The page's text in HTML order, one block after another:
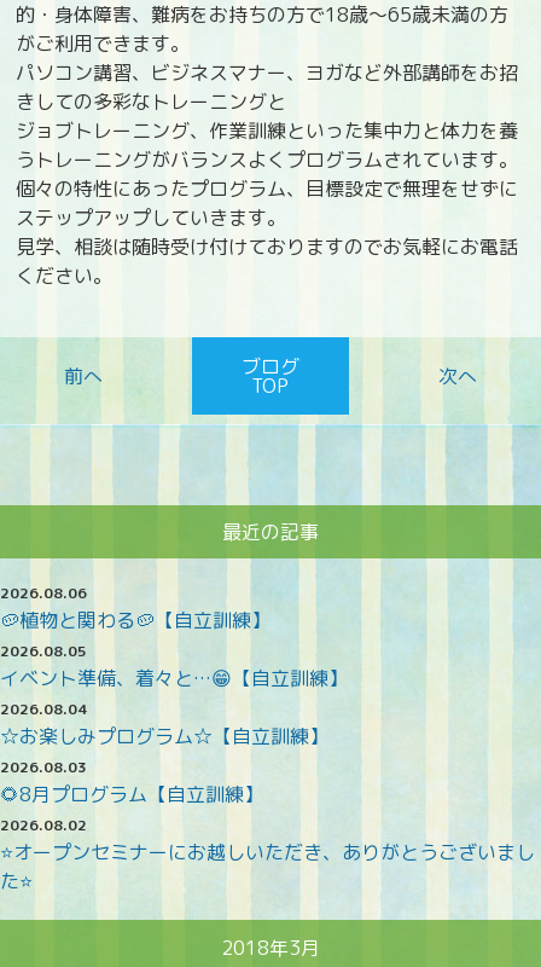
的・身体障害、難病をお持ちの方で18歳〜65歳未満の方
がご利用できます。
パソコン講習、ビジネスマナー、ヨガなど外部講師をお招
きしての多彩なトレーニングと
ジョブトレーニング、作業訓練といった集中力と体力を養
うトレーニングがバランスよくプログラムされています。
個々の特性にあったプログラム、目標設定で無理をせずに
ステップアップしていきます。
見学、相談は随時受け付けておりますのでお気軽にお電話
ください。
ブログ
TOP
最近の記事
2026.08.06
🥔植物と関わる🥔【自立訓練】
2026.08.05
イベント準備、着々と…😁【自立訓練】
2026.08.04
☆お楽しみプログラム☆【自立訓練】
2026.08.03
🌻8月プログラム【自立訓練】
2026.08.02
⭐オープンセミナーにお越しいただき、ありがとうございまし
た⭐
2018年3月